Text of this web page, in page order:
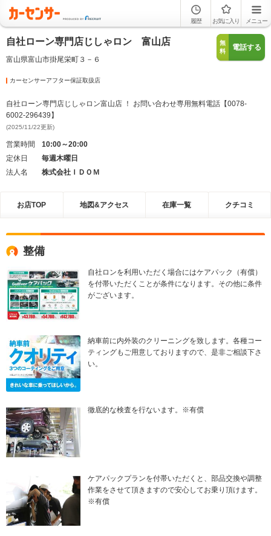
履歴 お気に入り メニュー
自社ローン専門店じしゃロン 富山店
富山県富山市掛尾栄町３－６
無
料
電話する
カーセンサーアフター保証取扱店
自社ローン専門店じしゃロン富山店 ！ お問い合わせ専用無料電話【0078-
6002-296439】
(2025/11/22更新)
営業時間
10:00～20:00
定休日
毎週木曜日
法人名
株式会社ＩＤＯＭ
お店TOP 地図&アクセス 在庫一覧 クチコミ
整備
自社ロンを利用いただく場合にはケアパック（有償）
を付帯いただくことが条件になります。その他に条件
がございます。
納車前に内外装のクリーニングを致します。各種コー
ティングもご用意しておりますので、是非ご相談下さ
い。
徹底的な検査を行ないます。※有償
ケアパックプランを付帯いただくと、部品交換や調整
作業をさせて頂きますので安心してお乗り頂けます。
※有償